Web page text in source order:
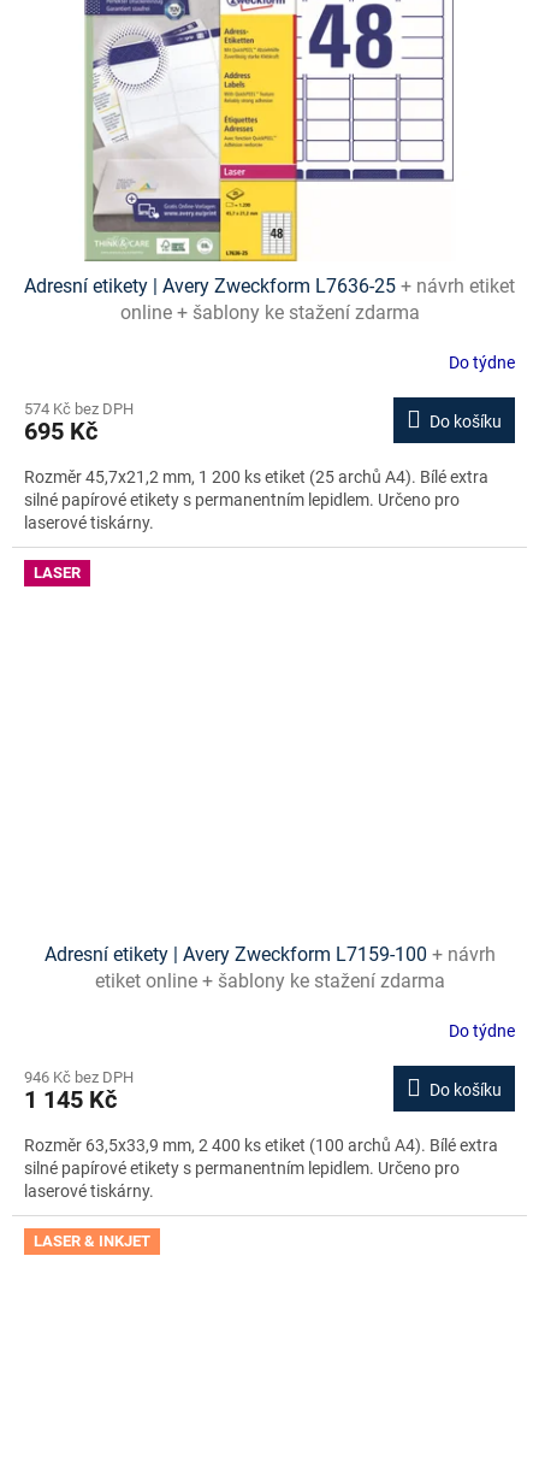
Adresní etikety | Avery Zweckform L7636-25 + návrh etiket
online + šablony ke stažení zdarma
Do týdne
574 Kč bez DPH
695 Kč Do košíku
Rozměr 45,7x21,2 mm, 1 200 ks etiket (25 archů A4). Bílé extra
silné papírové etikety s permanentním lepidlem. Určeno pro
laserové tiskárny.
LASER
Adresní etikety | Avery Zweckform L7159-100 + návrh
etiket online + šablony ke stažení zdarma
Do týdne
946 Kč bez DPH
1 145 Kč Do košíku
Rozměr 63,5x33,9 mm, 2 400 ks etiket (100 archů A4). Bílé extra
silné papírové etikety s permanentním lepidlem. Určeno pro
laserové tiskárny.
LASER & INKJET